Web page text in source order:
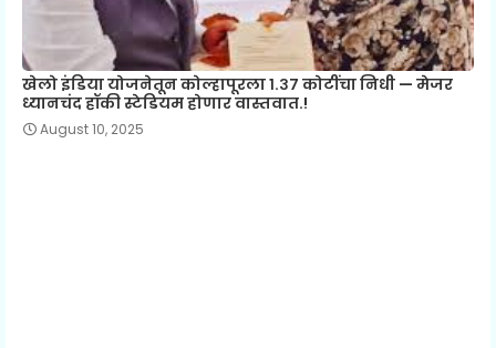
खेलो इंडिया योजनेतून कोल्हापूरला १.३७ कोटींचा निधी — मेजर
ध्यानचंद हॉकी स्टेडियम होणार वास्तवात.!
August 10, 2025